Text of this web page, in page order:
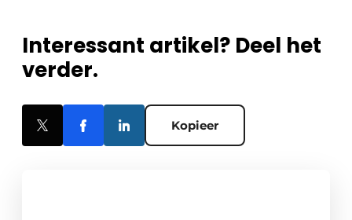
Interessant artikel? Deel het
verder.
Kopieer